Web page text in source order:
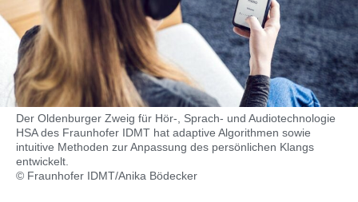
Der Oldenburger Zweig für Hör-, Sprach- und Audiotechnologie
HSA des Fraunhofer IDMT hat adaptive Algorithmen sowie
intuitive Methoden zur Anpassung des persönlichen Klangs
entwickelt.
© Fraunhofer IDMT/Anika Bödecker